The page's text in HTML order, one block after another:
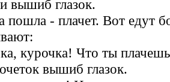
вышиб глазок.
пошла - плачет. Вот едут
курочка! Что ты
вышиб глазок.